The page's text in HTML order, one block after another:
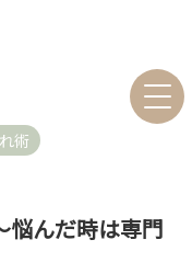
術
悩んだ時は専門